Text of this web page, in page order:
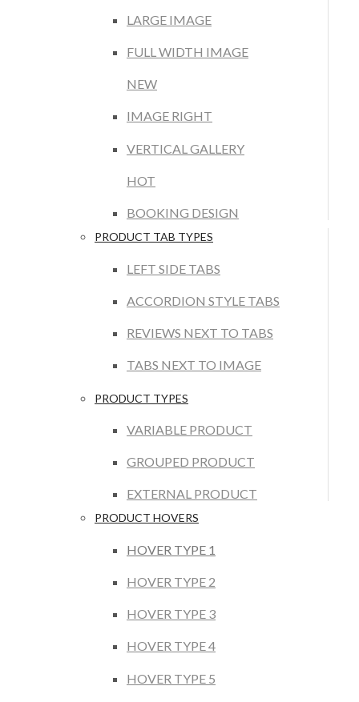
LARGE IMAGE
FULL WIDTH IMAGE
NEW
IMAGE RIGHT
VERTICAL GALLERY
HOT
BOOKING DESIGN
PRODUCT TAB TYPES
LEFT SIDE TABS
ACCORDION STYLE TABS
REVIEWS NEXT TO TABS
TABS NEXT TO IMAGE
PRODUCT TYPES
VARIABLE PRODUCT
GROUPED PRODUCT
EXTERNAL PRODUCT
PRODUCT HOVERS
HOVER TYPE 1
HOVER TYPE 2
HOVER TYPE 3
HOVER TYPE 4
HOVER TYPE 5